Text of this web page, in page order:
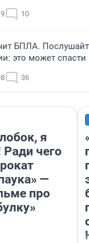
10
БПЛА.
это может
36
я
чего
—
про